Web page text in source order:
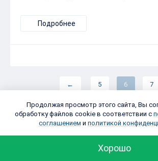
Подробнее
← 5 6 7
Продолжая просмотр этого сайта, Вы
обработку файлов cookie в соответствии с
соглашением и политикой
Хорошо